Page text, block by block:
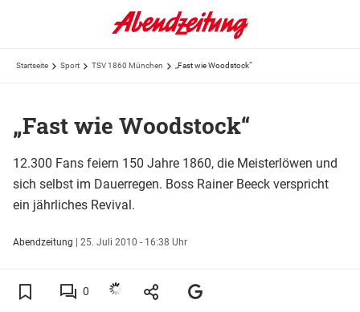
Startseite Sport TSV 1860 München „Fast wie Woodstock“
„Fast wie Woodstock“
12.300 Fans feiern 150 Jahre 1860, die Meisterlöwen und
sich selbst im Dauerregen. Boss Rainer Beeck verspricht
ein jährliches Revival.
Abendzeitung | 25. Juli 2010 - 16:38 Uhr
0